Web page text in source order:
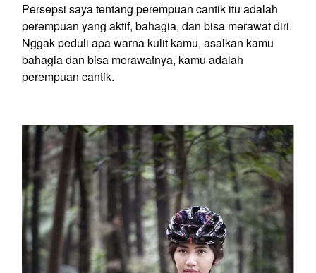
Persepsi saya tentang perempuan cantik itu adalah
perempuan yang aktif, bahagia, dan bisa merawat diri.
Nggak peduli apa warna kulit kamu, asalkan kamu
bahagia dan bisa merawatnya, kamu adalah
perempuan cantik.